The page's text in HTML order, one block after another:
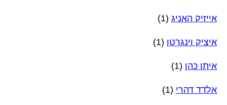
אייזיק האניג (1)
איציק וינגרטן (1)
איתן כהן (1)
אלדד דהרי (1)